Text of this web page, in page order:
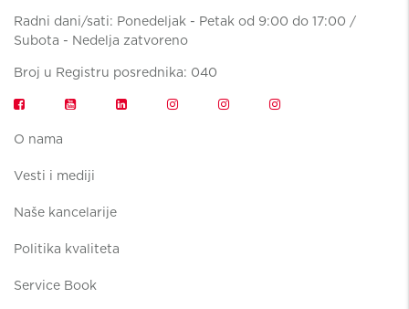
Radni dani/sati: Ponedeljak - Petak od 9:00 do 17:00 /
Subota - Nedelja zatvoreno
Broj u Registru posrednika: 040
O nama
Vesti i mediji
Naše kancelarije
Politika kvaliteta
Service Book